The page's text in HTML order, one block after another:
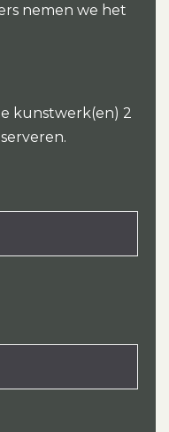
nemen we het
kunstwerk(en) 2